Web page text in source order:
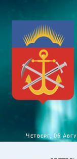
Четверг, 06